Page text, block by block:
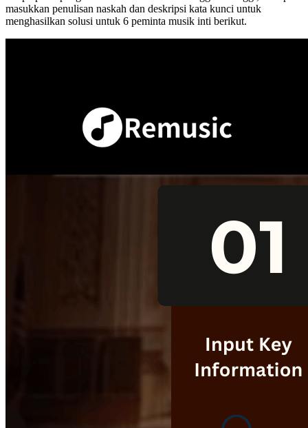
masukkan penulisan naskah dan deskripsi kata kunci untuk
menghasilkan solusi untuk 6 peminta musik inti berikut.